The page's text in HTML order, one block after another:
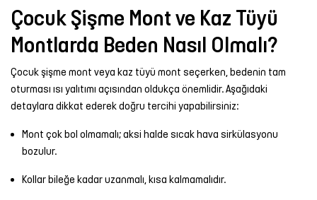
Çocuk Şişme Mont ve Kaz Tüyü
Montlarda Beden Nasıl Olmalı?
Çocuk şişme mont veya kaz tüyü mont seçerken, bedenin tam
oturması ısı yalıtımı açısından oldukça önemlidir. Aşağıdaki
detaylara dikkat ederek doğru tercihi yapabilirsiniz:
Mont çok bol olmamalı; aksi halde sıcak hava sirkülasyonu
bozulur.
Kollar bileğe kadar uzanmalı, kısa kalmamalıdır.